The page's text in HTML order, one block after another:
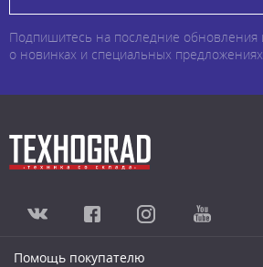
Подпишитесь на последние обновления
о новинках и специальных
Помощь покупателю